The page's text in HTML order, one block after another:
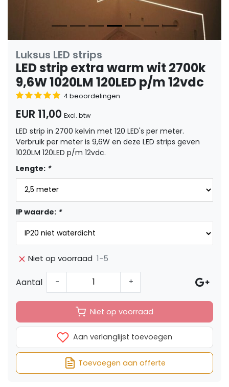
Luksus LED strips
LED strip extra warm wit 2700k
9,6W 1020LM 120LED p/m 12vdc
4 beoordelingen
EUR 11,00 Excl. btw
LED strip in 2700 kelvin met 120 LED's per meter.
Verbruik per meter is 9,6W en deze LED strips geven
1020LM 120LED p/m 12vdc.
Lengte: *
IP waarde: *
Niet op voorraad 1-5
Aantal - +
Niet op voorraad
Aan verlanglijst toevoegen
Toevoegen aan offerte